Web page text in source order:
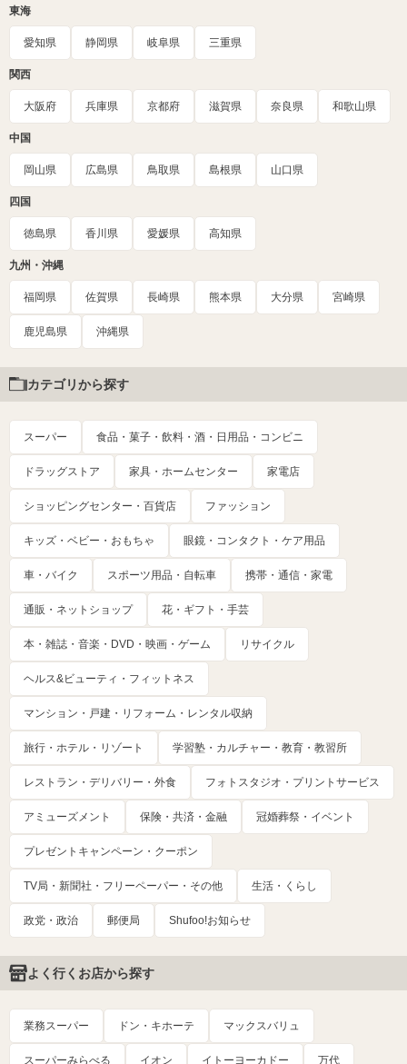
東海
愛知県 静岡県 岐阜県 三重県
関西
大阪府 兵庫県 京都府 滋賀県 奈良県 和歌山県
中国
岡山県 広島県 鳥取県 島根県 山口県
四国
徳島県 香川県 愛媛県 高知県
九州・沖縄
福岡県 佐賀県 長崎県 熊本県 大分県 宮崎県
鹿児島県 沖縄県
カテゴリから探す
スーパー 食品・菓子・飲料・酒・日用品・コンビニ
ドラッグストア 家具・ホームセンター 家電店
ショッピングセンター・百貨店 ファッション
キッズ・ベビー・おもちゃ 眼鏡・コンタクト・ケア用品
車・バイク スポーツ用品・自転車 携帯・通信・家電
通販・ネットショップ 花・ギフト・手芸
本・雑誌・音楽・DVD・映画・ゲーム リサイクル
ヘルス&ビューティ・フィットネス
マンション・戸建・リフォーム・レンタル収納
旅行・ホテル・リゾート 学習塾・カルチャー・教育・教習所
レストラン・デリバリー・外食 フォトスタジオ・プリントサービス
アミューズメント 保険・共済・金融 冠婚葬祭・イベント
プレゼントキャンペーン・クーポン
TV局・新聞社・フリーペーパー・その他 生活・くらし
政党・政治 郵便局 Shufoo!お知らせ
よく行くお店から探す
業務スーパー ドン・キホーテ マックスバリュ
スーパーみらべる イオン イトーヨーカドー 万代